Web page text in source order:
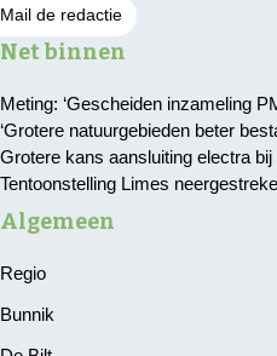
Mail de redactie
Net binnen
Meting: ‘Gescheiden inzameling
‘Grotere natuurgebieden beter
Grotere kans aansluiting electra
Tentoonstelling Limes
Algemeen
Regio
Bunnik